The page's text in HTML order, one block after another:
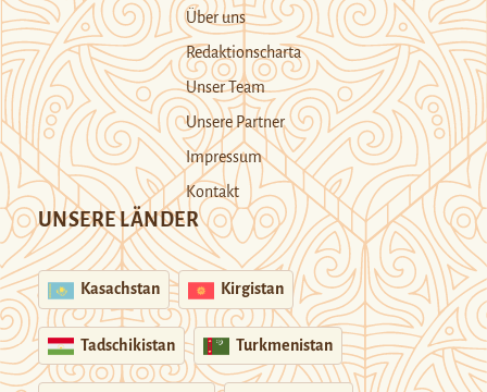
Über uns
Redaktionscharta
Unser Team
Unsere Partner
Impressum
Kontakt
UNSERE LÄNDER
Kasachstan Kirgistan
Tadschikistan Turkmenistan